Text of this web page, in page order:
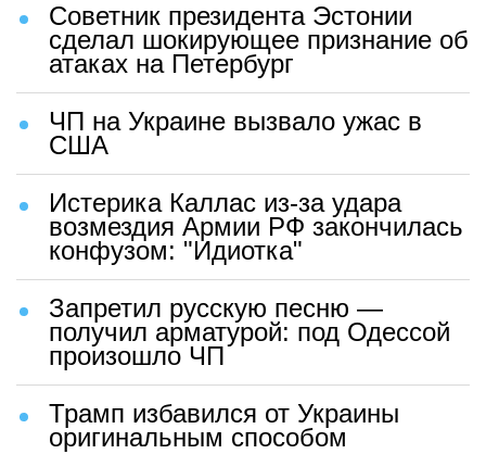
Советник президента Эстонии
сделал шокирующее признание об
атаках на Петербург
ЧП на Украине вызвало ужас в
США
Истерика Каллас из-за удара
возмездия Армии РФ закончилась
конфузом: "Идиотка"
Запретил русскую песню —
получил арматурой: под Одессой
произошло ЧП
Трамп избавился от Украины
оригинальным способом